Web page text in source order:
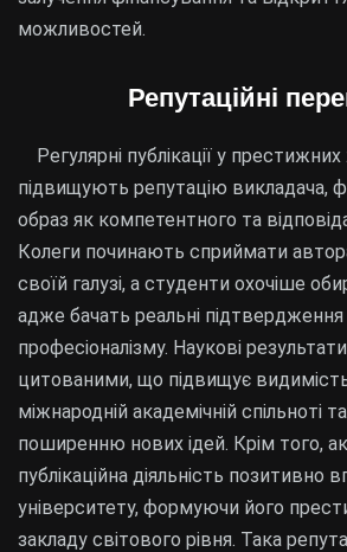
можливостей.
Репутаційні
Регулярні публікації у
підвищують репутацію викладача,
образ як компетентного та
Колеги починають сприймати
своїй галузі, а студенти охочіше
адже бачать реальні підтвердження
професіоналізму. Наукові
цитованими, що підвищує
міжнародній академічній спільноті
поширенню нових ідей. Крім того,
публікаційна діяльність позитивно
університету, формуючи його
закладу світового рівня. Така